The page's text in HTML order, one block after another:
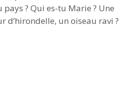
? Qui es-tu Marie ? Une
d’hirondelle, un oiseau ravi ?